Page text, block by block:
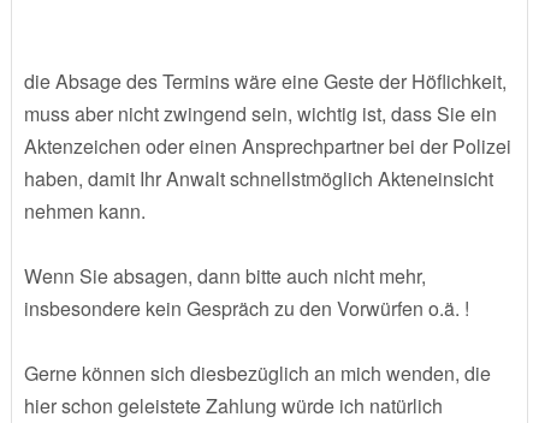
die Absage des Termins wäre eine Geste der Höflichkeit,
muss aber nicht zwingend sein, wichtig ist, dass Sie ein
Aktenzeichen oder einen Ansprechpartner bei der Polizei
haben, damit Ihr Anwalt schnellstmöglich Akteneinsicht
nehmen kann.
Wenn Sie absagen, dann bitte auch nicht mehr,
insbesondere kein Gespräch zu den Vorwürfen o.ä. !
Gerne können sich diesbezüglich an mich wenden, die
hier schon geleistete Zahlung würde ich natürlich